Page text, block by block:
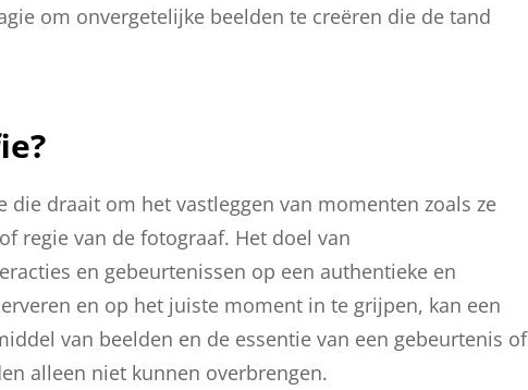
om onvergetelijke beelden te creëren die de tand
draait om het vastleggen van momenten zoals ze
regie van de fotograaf. Het doel van
en gebeurtenissen op een authentieke en
en op het juiste moment in te grijpen, kan een
van beelden en de essentie van een gebeurtenis of
alleen niet kunnen overbrengen.